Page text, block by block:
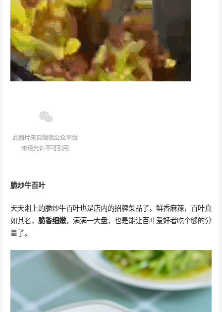
脆炒牛百叶
天天湘上的脆炒牛百叶也是店内的招牌菜品了。鲜香麻辣，百叶真
如其名， 脆香细嫩，满满一大盘，也是能让百叶爱好者吃个够的分
量了。